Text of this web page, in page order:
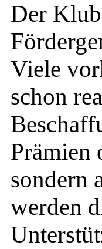
Der
Viele
schon
Prämien
sondern
werden